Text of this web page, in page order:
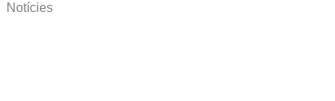
Notícies